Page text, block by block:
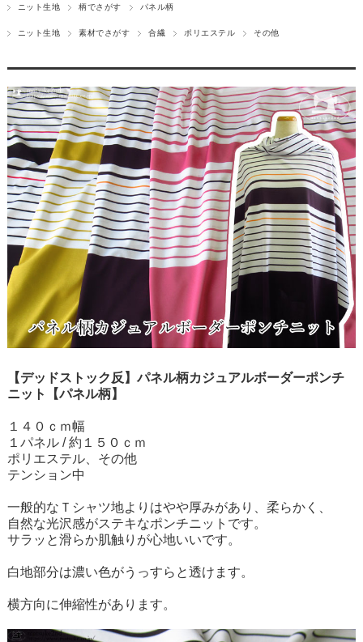
ニット生地 柄でさがす パネル柄
ニット生地 素材でさがす 合繊 ポリエステル その他
【デッドストック反】パネル柄カジュアルボーダーポンチ
ニット【パネル柄】
１４０ｃｍ幅
１パネル / 約１５０ｃｍ
ポリエステル、その他
テンション中
一般的なＴシャツ地よりはやや厚みがあり、柔らかく、
自然な光沢感がステキなポンチニットです。
サラッと滑らか肌触りが心地いいです。
白地部分は濃い色がうっすらと透けます。
横方向に伸縮性があります。